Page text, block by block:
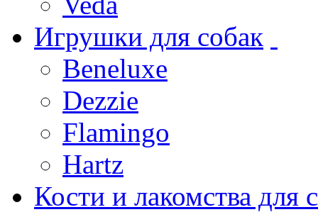
Игрушки для собак
Beneluxe
Dezzie
Flamingo
Hartz
Кости и лакомства для